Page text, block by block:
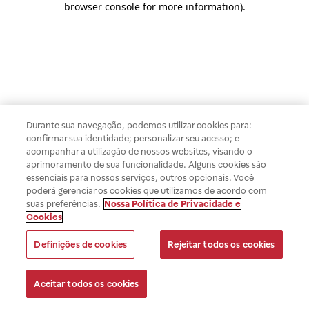
browser console for more information).
Durante sua navegação, podemos utilizar cookies para:
confirmar sua identidade; personalizar seu acesso; e
acompanhar a utilização de nossos websites, visando o
aprimoramento de sua funcionalidade. Alguns cookies são
essenciais para nossos serviços, outros opcionais. Você
poderá gerenciar os cookies que utilizamos de acordo com
suas preferências. Nossa Política de Privacidade e
Cookies
Definições de cookies Rejeitar todos os cookies
Aceitar todos os cookies